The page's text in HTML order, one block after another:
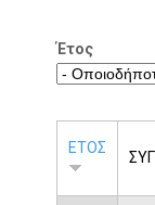
Τ
Ρ
Α
Έτος
ΕΤΟΣ